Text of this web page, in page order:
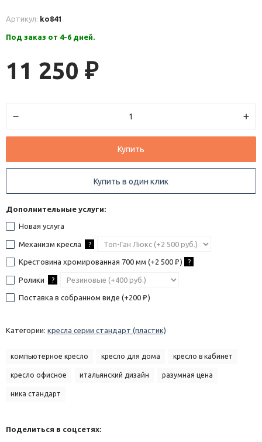
Артикул: ko841
Под заказ от 4-6 дней.
11 250 ₽
Купить
Купить в один клик
Дополнительные услуги:
Новая услуга
Механизм кресла ?
Крестовина хромированная 700 мм (+2 500 ₽ ) ?
Ролики ?
Поставка в собранном виде (+200 ₽ )
Категории: кресла серии стандарт (пластик)
компьютерное кресло кресло для дома кресло в кабинет
кресло офисное итальянский дизaйн разумная цена
ника стандарт
Поделиться в соцсетях: